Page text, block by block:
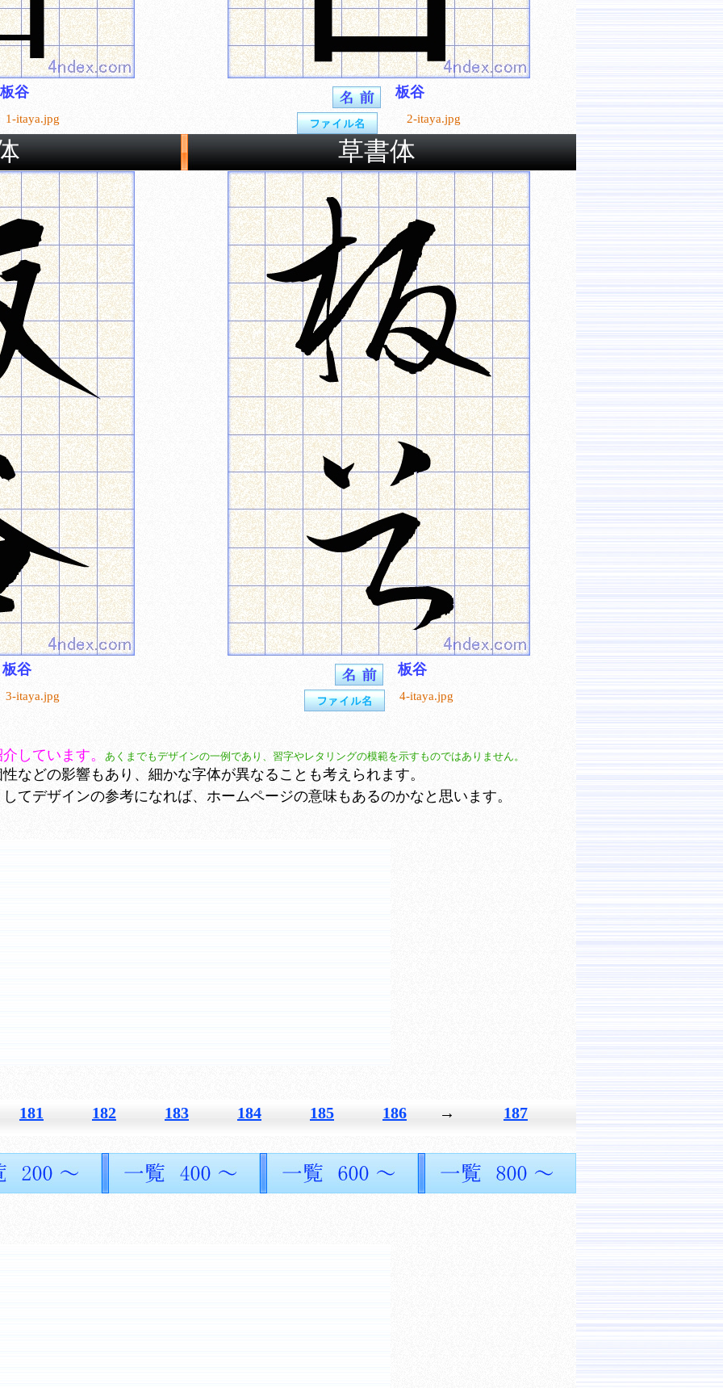
板谷 板谷
1-itaya.jpg 2-itaya.jpg
草書体
板谷 板谷
3-itaya.jpg 4-itaya.jpg
しています。 あくまでもデザインの一例であり、習字やレタリングの模範を示すものではありません。
どの影響もあり、細かな字体が異なることも考えられます。
てデザインの参考になれば、ホームページの意味もあるのかなと思います。
181 182 183 184 185 186 → 187